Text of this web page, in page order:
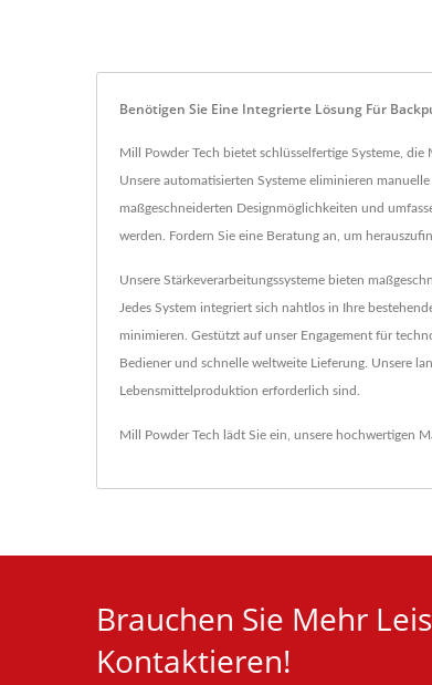
Benötigen Sie Eine Integrierte Lösung Für
Mill Powder Tech bietet schlüsselfertige Systeme,
Unsere automatisierten Systeme eliminieren
maßgeschneiderten Designmöglichkeiten und
werden. Fordern Sie eine Beratung an, um
Unsere Stärkeverarbeitungssysteme bieten
Jedes System integriert sich nahtlos in Ihre
minimieren. Gestützt auf unser Engagement für
Bediener und schnelle weltweite Lieferung. Unsere
Lebensmittelproduktion erforderlich sind.
Mill Powder Tech lädt Sie ein, unsere hochwertigen
Brauchen Sie Mehr
Kontaktieren!